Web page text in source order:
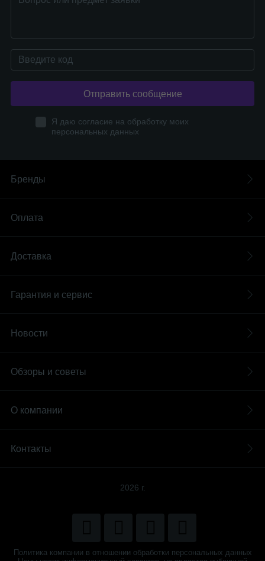
Отправить сообщение
Я даю согласие на обработку моих
персональных данных
Бренды
Оплата
Доставка
Гарантия и сервис
Новости
Обзоры и советы
О компании
Контакты
2026 г.
Политика компании в отношении обработки персональных данных